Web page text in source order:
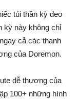
túi thần kỳ đeo
kỳ này không chỉ
cả các thanh
của Doremon.
dễ thương của
100+ những hình